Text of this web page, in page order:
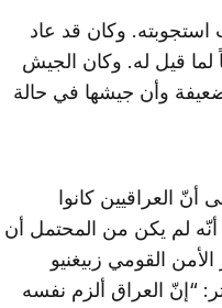
حيث استجوبته. وكان قد عاد
قيل له. وكان الجيش
وأن جيشها في حالة
العراقيين كانوا
أنّه لم يكن من المحتمل أن
القومي زبيغنيو
“إنّ العراق ألزم نفسه